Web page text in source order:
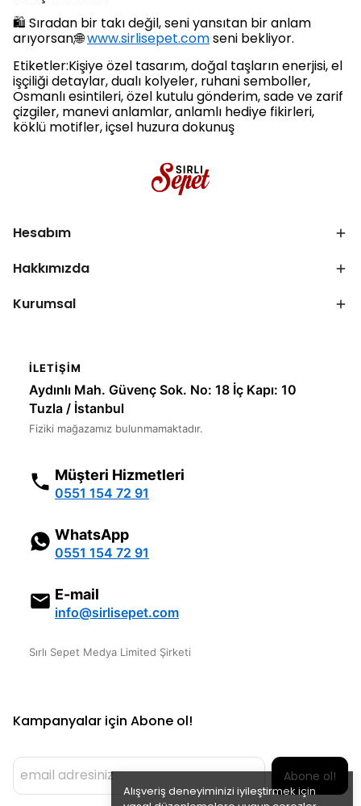
Alışveriş deneyiminizi iyileştirmek için
🛍️ Sıradan bir takı değil, seni yansıtan bir anlam
arıyorsan;🌐www.sirlisepet.comseni bekliyor.
Etiketler:Kişiye özel tasarım, doğal taşların enerjisi, el
işçiliği detaylar, dualı kolyeler, ruhani semboller,
Osmanlı esintileri, özel kutulu gönderim, sade ve zarif
çizgiler, manevi anlamlar, anlamlı hediye fikirleri,
köklü motifler, içsel huzura dokunuş
Hesabım
Hakkımızda
Kurumsal
İLETIŞIM
Aydınlı Mah. Güvenç Sok. No: 18 İç Kapı: 10
Tuzla / İstanbul
Fiziki mağazamız bulunmamaktadır.
Müşteri Hizmetleri
0551 154 72 91
WhatsApp
0551 154 72 91
E-mail
info@sirlisepet.com
Sırlı Sepet Medya Limited Şirketi
Kampanyalar için Abone ol!
Abone ol!